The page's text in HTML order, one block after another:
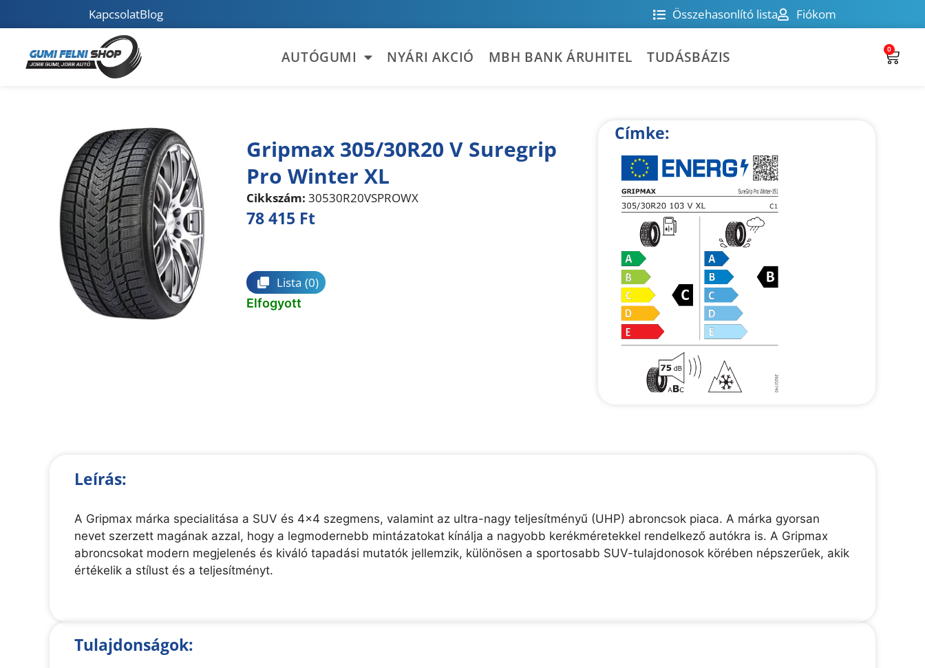
KapcsolatBlog Összehasonlító lista Fiókom
AUTÓGUMI NYÁRI AKCIÓ MBH BANK ÁRUHITEL TUDÁSBÁZIS 0
Gripmax 305/30R20 V Suregrip
Pro Winter XL
Cikkszám: 30530R20VSPROWX
78 415 Ft
Lista (0)
Elfogyott
Címke:
Leírás:
A Gripmax márka specialitása a SUV és 4x4 szegmens, valamint az ultra-nagy teljesítményű (UHP) abroncsok piaca. A márka gyorsan
nevet szerzett magának azzal, hogy a legmodernebb mintázatokat kínálja a nagyobb kerékméretekkel rendelkező autókra is. A Gripmax
abroncsokat modern megjelenés és kiváló tapadási mutatók jellemzik, különösen a sportosabb SUV-tulajdonosok körében népszerűek, akik
értékelik a stílust és a teljesítményt.
Tulajdonságok: